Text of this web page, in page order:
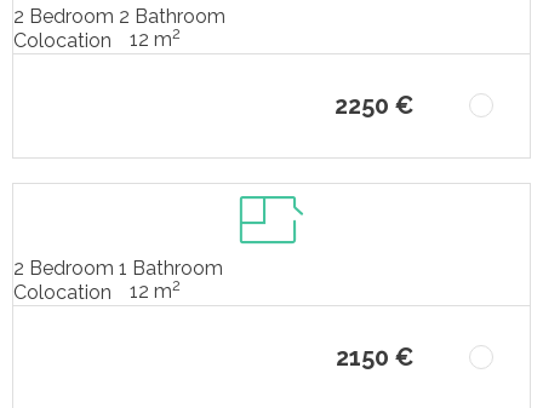
2 Bedroom 2 Bathroom
Colocation
12 m2
2250 €
2 Bedroom 1 Bathroom
Colocation
12 m2
2150 €